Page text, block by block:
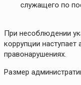
служащего по
При несоблюдении
коррупции
правонарушениях.
Размер